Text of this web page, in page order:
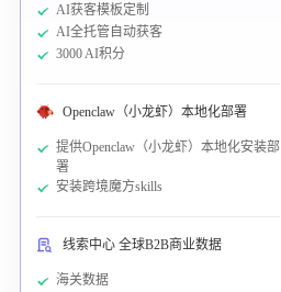
AI获客模板定制
AI全托管自动获客
3000 AI积分
Openclaw（小龙虾）本地化部署
提供Openclaw（小龙虾）本地化安装部
署
安装跨境魔方skills
线索中心 全球B2B商业数据
海关数据